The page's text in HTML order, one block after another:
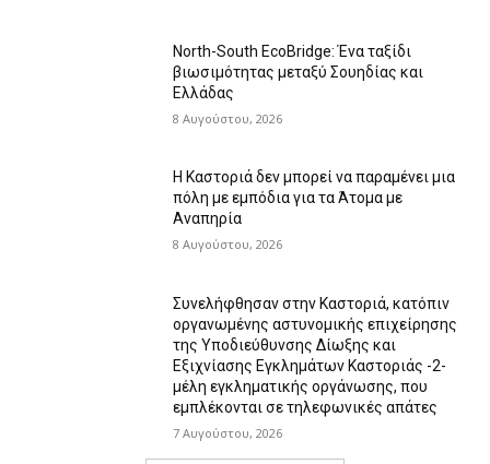
North-South EcoBridge: Ένα ταξίδι
βιωσιμότητας μεταξύ Σουηδίας και
Ελλάδας
8 Αυγούστου, 2026
Η Καστοριά δεν μπορεί να παραμένει μια
πόλη με εμπόδια για τα Άτομα με
Αναπηρία
8 Αυγούστου, 2026
Συνελήφθησαν στην Καστοριά, κατόπιν
οργανωμένης αστυνομικής επιχείρησης
της Υποδιεύθυνσης Δίωξης και
Εξιχνίασης Εγκλημάτων Καστοριάς -2-
μέλη εγκληματικής οργάνωσης, που
εμπλέκονται σε τηλεφωνικές απάτες
7 Αυγούστου, 2026